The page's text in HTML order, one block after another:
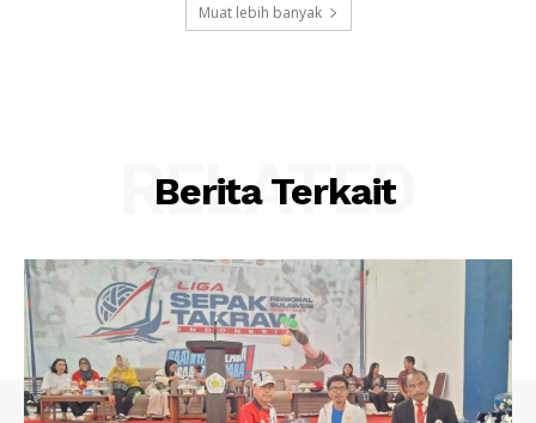
Muat lebih banyak
Berita Terkait
RELATED